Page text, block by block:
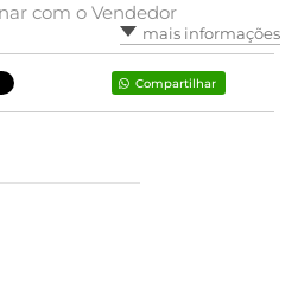
com o Vendedor
mais informações
Compartilhar